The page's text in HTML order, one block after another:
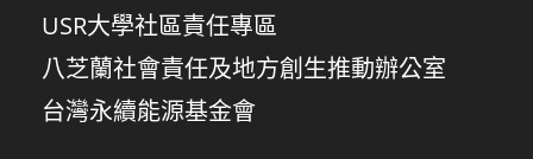
USR大學社區責任專區
八芝蘭社會責任及地方創生推動辦公室
台灣永續能源基金會